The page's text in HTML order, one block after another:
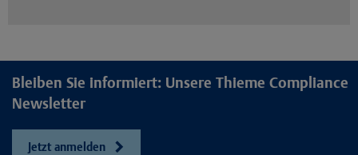
Bleiben Sie informiert: Unsere Thieme Compliance
Newsletter
Jetzt anmelden